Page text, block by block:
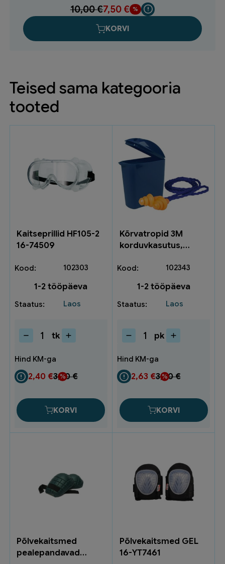
särk
JOBMAN
PRACTICAL
sinine
3XL
10,00€7,50 €
KORVI
Teised sama kategooria
tooted
Kaitseprillid HF105-2
16-74509
102303
1-2 tööpäeva
Laos
Kaitseprillid
2
16-
74509
kogus
tk
3,20€
2,40 €
KORVI
Kõrvatropid 3M
korduvkasutus,
102343
1-2 tööpäeva
Laos
Kõrvatropid
korduvkasutus,
nööriga
3M1271
kogus
pk
3,50€
2,63 €
KORVI
Põlvekaitsmed
pealepandavad
Põlvekaitsmed GEL
16-YT7461